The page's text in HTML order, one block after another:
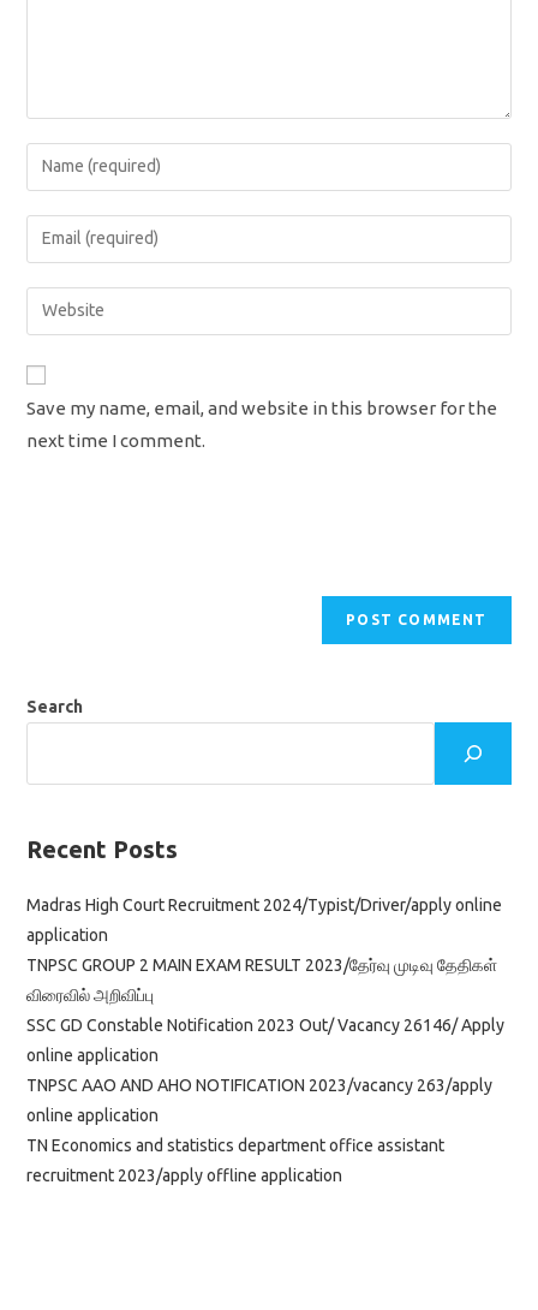
Enter
your
name
comment
Enter
your
email
address
Enter
your
URL
(optional)
Save my name, email, and website in this browser for the
next time I comment.
Search
Recent Posts
Madras High Court Recruitment 2024/Typist/Driver/apply online
application
TNPSC GROUP 2 MAIN EXAM RESULT 2023/தேர்வு முடிவு தேதிகள்
விரைவில் அறிவிப்பு
SSC GD Constable Notification 2023 Out/ Vacancy 26146/ Apply
online application
TNPSC AAO AND AHO NOTIFICATION 2023/vacancy 263/apply
online application
TN Economics and statistics department office assistant
recruitment 2023/apply offline application